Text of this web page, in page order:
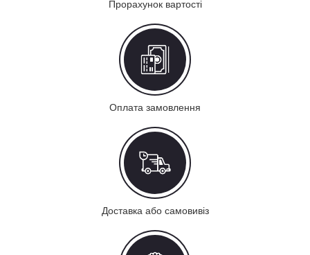
Прорахунок вартості
Оплата замовлення
Доставка або самовивіз